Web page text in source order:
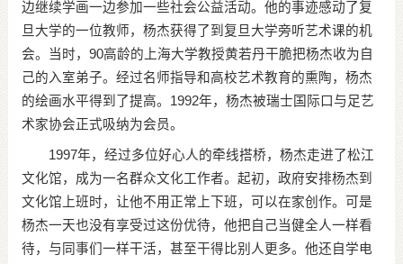
边继续学画一边参加一些社会公益活动。他的事迹感动了复
旦大学的一位教师，杨杰获得了到复旦大学旁听艺术课的机
会。当时，90高龄的上海大学教授黄若丹干脆把杨杰收为自
己的入室弟子。经过名师指导和高校艺术教育的熏陶，杨杰
的绘画水平得到了提高。1992年，杨杰被瑞士国际口与足艺
术家协会正式吸纳为会员。
1997年，经过多位好心人的牵线搭桥，杨杰走进了松江
文化馆，成为一名群众文化工作者。起初，政府安排杨杰到
文化馆上班时，让他不用正常上下班，可以在家创作。可是
杨杰一天也没有享受过这份优待，他把自己当健全人一样看
待，与同事们一样干活，甚至干得比别人更多。他还自学电